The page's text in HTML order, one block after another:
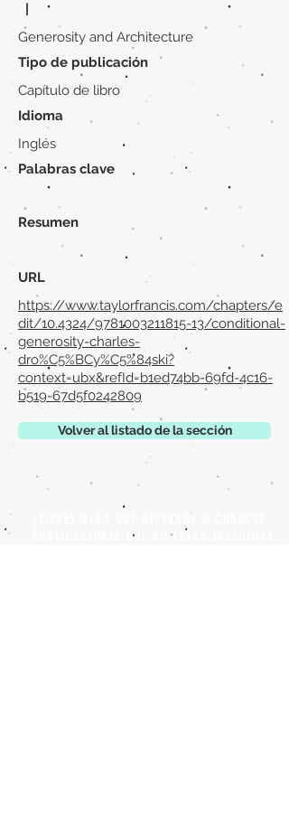
|
Generosity and Architecture
Tipo de publicación
Capítulo de libro
Idioma
Inglés
Palabras clave
Resumen
URL
https://www.taylorfrancis.com/chapters/e
dit/10.4324/9781003211815-13/conditional-
generosity-charles-
dro%C5%BCy%C5%84ski?
context=ubx&refId=b1ed74bb-69fd-4c16-
b519-67d5f0242809
Volver al listado de la sección
¿TIENES ALGO QUE DECIRNOS O CONOCES
PUBLICACIONES QUE NO ESTÁN INCLUIDAS